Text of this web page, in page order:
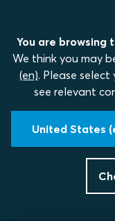
You are browsing
We think you may
(en). Please
see relevant
United States